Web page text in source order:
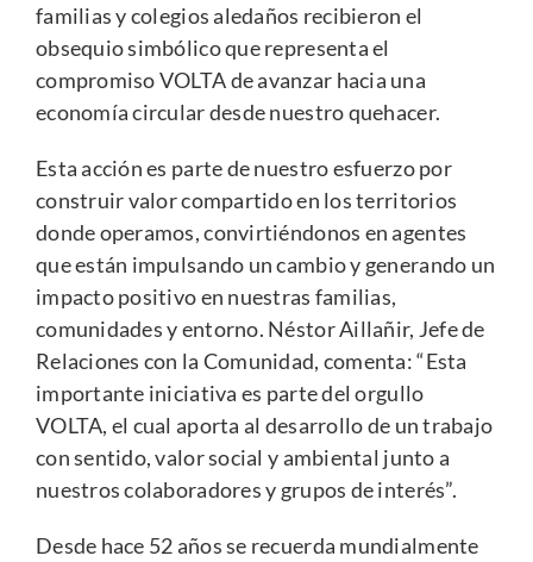
familias y colegios aledaños recibieron el
obsequio simbólico que representa el
compromiso VOLTA de avanzar hacia una
economía circular desde nuestro quehacer.
Esta acción es parte de nuestro esfuerzo por
construir valor compartido en los territorios
donde operamos, convirtiéndonos en agentes
que están impulsando un cambio y generando un
impacto positivo en nuestras familias,
comunidades y entorno. Néstor Aillañir, Jefe de
Relaciones con la Comunidad, comenta: “Esta
importante iniciativa es parte del orgullo
VOLTA, el cual aporta al desarrollo de un trabajo
con sentido, valor social y ambiental junto a
nuestros colaboradores y grupos de interés”.
Desde hace 52 años se recuerda mundialmente